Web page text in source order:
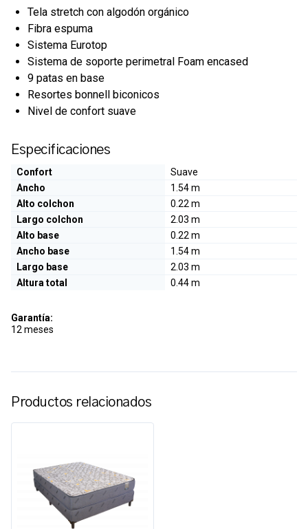
Tela stretch con algodón orgánico
Fibra espuma
Sistema Eurotop
Sistema de soporte perimetral Foam encased
9 patas en base
Resortes bonnell biconicos
Nivel de confort suave
Especificaciones
Confort
Suave
Ancho
1.54 m
Alto colchon
0.22 m
Largo colchon
2.03 m
Alto base
0.22 m
Ancho base
1.54 m
Largo base
2.03 m
Altura total
0.44 m
Garantía:
12 meses
Productos relacionados